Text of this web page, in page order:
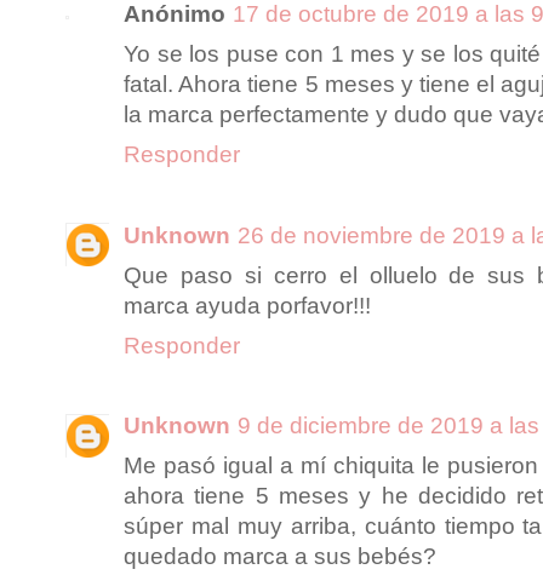
Anónimo 17 de octubre de 2019 a las
Yo se los puse con 1 mes y se los
fatal. Ahora tiene 5 meses y tiene el
la marca perfectamente y dudo que
Responder
Unknown 26 de noviembre de 2019 a
Que paso si cerro el olluelo de sus
marca ayuda porfavor!!!
Responder
Unknown 9 de diciembre de 2019 a
Me pasó igual a mí chiquita le
ahora tiene 5 meses y he decidido
súper mal muy arriba, cuánto tiempo
quedado marca a sus bebés?